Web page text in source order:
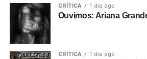
CRÍTICA 1 dia ago
Ouvimos: Ariana
CRÍTICA 1 dia ago